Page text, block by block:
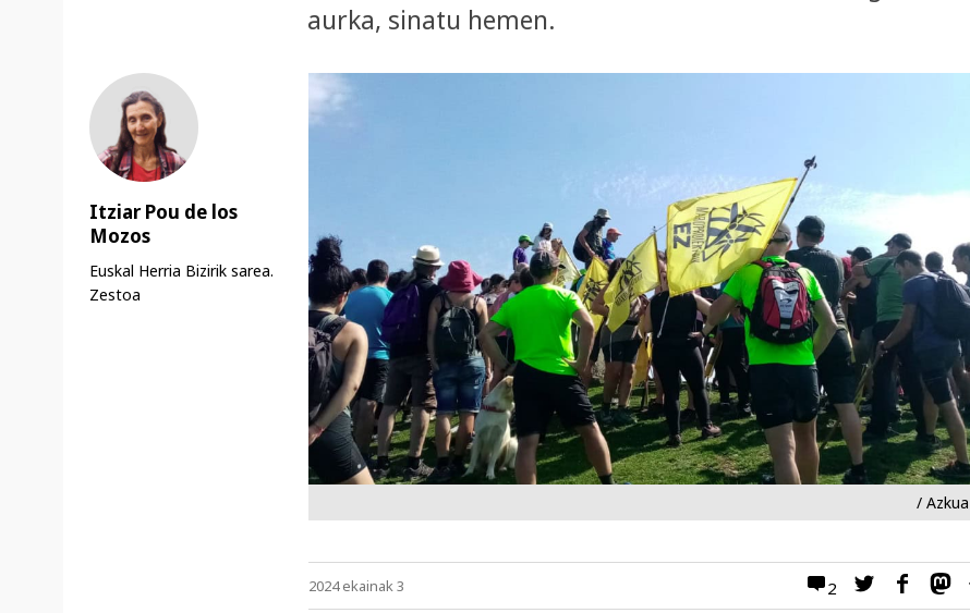
aurka, sinatu hemen.
/
2
2024 ekainak 3
Itziar Pou de los
Mozos
Euskal Herria Bizirik sarea.
Zestoa